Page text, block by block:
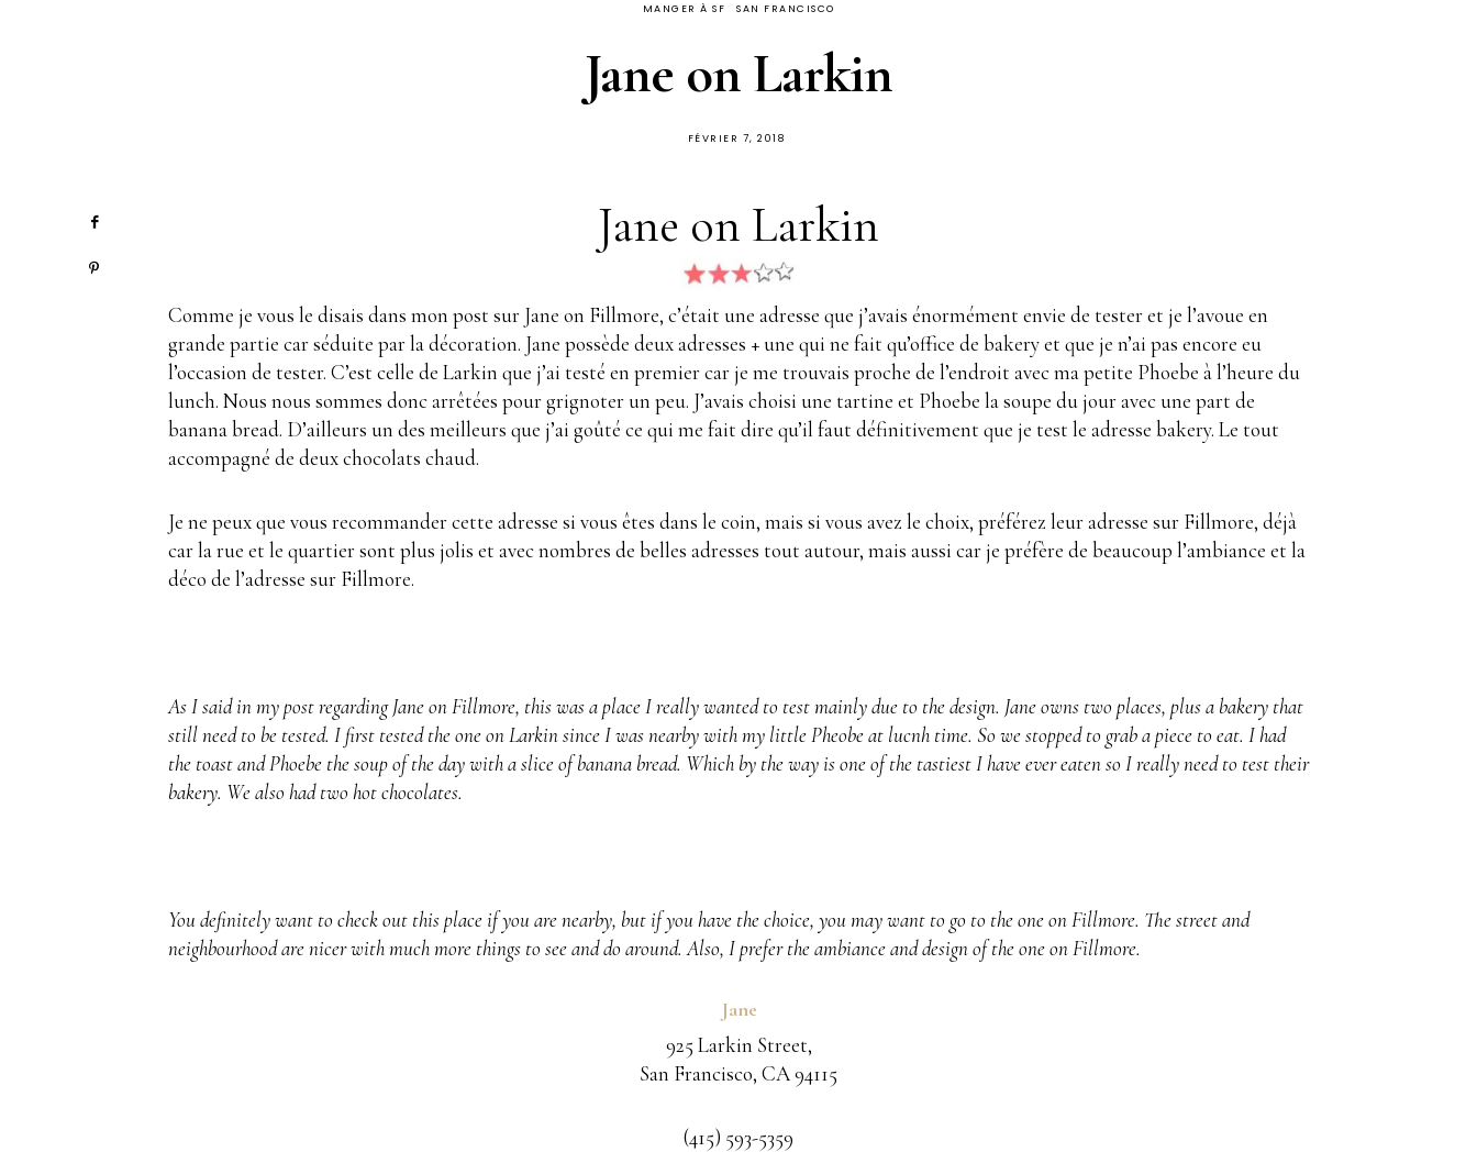
MANGER À SF SAN FRANCISCO
Jane on Larkin
PUBLIÉ
FÉVRIER 7, 2018
Jane on Larkin
Comme je vous le disais dans mon post sur Jane on Fillmore, c’était une adresse que j’avais énormément envie de tester et je l’avoue en
grande partie car séduite par la décoration. Jane possède deux adresses + une qui ne fait qu’office de bakery et que je n’ai pas encore eu
l’occasion de tester. C’est celle de Larkin que j’ai testé en premier car je me trouvais proche de l’endroit avec ma petite Phoebe à l’heure du
lunch. Nous nous sommes donc arrêtées pour grignoter un peu. J’avais choisi une tartine et Phoebe la soupe du jour avec une part de
banana bread. D’ailleurs un des meilleurs que j’ai goûté ce qui me fait dire qu’il faut définitivement que je test le adresse bakery. Le tout
accompagné de deux chocolats chaud.
Je ne peux que vous recommander cette adresse si vous êtes dans le coin, mais si vous avez le choix, préférez leur adresse sur Fillmore, déjà
car la rue et le quartier sont plus jolis et avec nombres de belles adresses tout autour, mais aussi car je préfère de beaucoup l’ambiance et la
déco de l’adresse sur Fillmore.
As I said in my post regarding Jane on Fillmore, this was a place I really wanted to test mainly due to the design. Jane owns two places, plus a bakery that
still need to be tested. I first tested the one on Larkin since I was nearby with my little Pheobe at lucnh time. So we stopped to grab a piece to eat. I had
the toast and Phoebe the soup of the day with a slice of banana bread. Which by the way is one of the tastiest I have ever eaten so I really need to test their
bakery. We also had two hot chocolates.
You definitely want to check out this place if you are nearby, but if you have the choice, you may want to go to the one on Fillmore. The street and
neighbourhood are nicer with much more things to see and do around. Also, I prefer the ambiance and design of the one on Fillmore.
Jane
925 Larkin Street,
San Francisco, CA 94115
(415) 593-5359